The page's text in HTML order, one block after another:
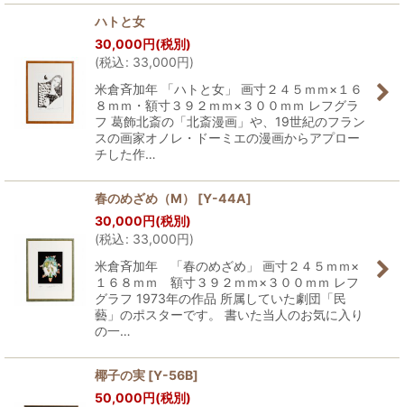
ハトと女
30,000円(税別)
(税込: 33,000円)
米倉斉加年 「ハトと女」 画寸２４５ｍｍ×１６
８ｍｍ・額寸３９２ｍｍ×３００ｍｍ レフグラ
フ 葛飾北斎の「北斎漫画」や、19世紀のフラン
スの画家オノレ・ドーミエの漫画からアプロー
チした作…
春のめざめ（M） [Y-44A]
30,000円(税別)
(税込: 33,000円)
米倉斉加年 「春のめざめ」 画寸２４５ｍｍ×
１６８ｍｍ 額寸３９２ｍｍ×３００ｍｍ レフ
グラフ 1973年の作品 所属していた劇団「民
藝」のポスターです。 書いた当人のお気に入り
の一…
椰子の実 [Y-56B]
50,000円(税別)